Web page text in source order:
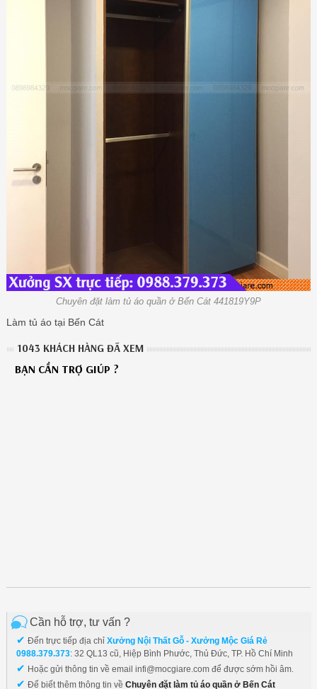
Chuyên đặt làm tủ áo quần ở Bến Cát 441819Y9P
Làm tủ áo tại Bến Cát
1043 KHÁCH HÀNG ĐÃ XEM
BẠN CẦN TRỢ GIÚP ?
Cần hỗ trợ, tư vấn ?
✔ Đến trực tiếp địa chỉ Xưởng Nội Thất Gỗ - Xưởng Mộc Giá Rẻ
0988.379.373: 32 QL13 cũ, Hiệp Bình Phước, Thủ Đức, TP. Hồ Chí Minh
✔ Hoặc gửi thông tin về email infi@mocgiare.com để được sớm hồi âm.
✔ Để biết thêm thông tin về Chuyên đặt làm tủ áo quần ở Bến Cát